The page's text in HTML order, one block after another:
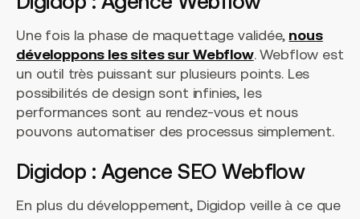
Une fois la phase de maquettage validée, nous
développons les sites sur Webflow. Webflow est
un outil très puissant sur plusieurs points. Les
possibilités de design sont infinies, les
performances sont au rendez-vous et nous
pouvons automatiser des processus simplement.
Digidop : Agence SEO Webflow
En plus du développement, Digidop veille à ce que